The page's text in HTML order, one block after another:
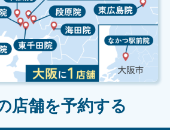
店舗を予約する